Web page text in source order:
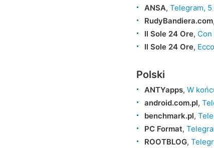
ANSA, Telegram,
RudyBandiera.com,
Il Sole 24 Ore,
Il Sole 24 Ore,
Polski
ANTYapps, W
android.com.pl,
benchmark.pl,
PC Format,
ROOTBLOG,